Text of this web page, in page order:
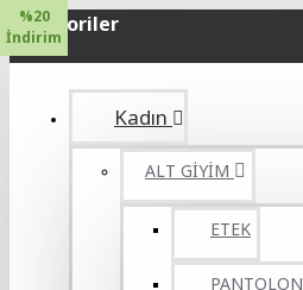
Kategoriler
Kadın
ALT GİYİM
ETEK
PANTOLON
%20
İndirim